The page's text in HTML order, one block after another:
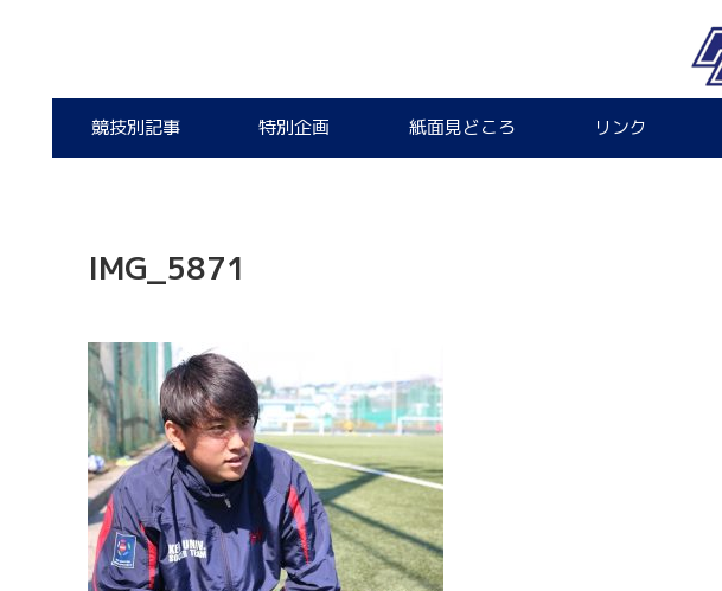
競技別記事 特別企画 紙面見どころ リンク
IMG_5871